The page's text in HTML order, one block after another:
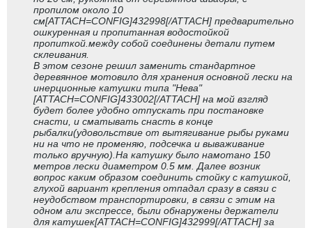
пропилом около 10
см[ATTACH=CONFIG]432998[/ATTACH] предварительно
ошкуренная и пропитанная водостойкой
пропиткой.между собой соединены детали путем
склеивания.
В этом сезоне решил заменить стандартное
деревянное мотовило для хранения основной лески на
инерционные катушки типа "Нева"
[ATTACH=CONFIG]433002[/ATTACH] на мой взгляд
будет более удобно отпускать при постановке
снасти, и сматывать снасть в конце
рыбалки(удовольствие от вытягивание рыбы руками
ни на что не променяю, подсечка и вываживание
только вручную).На катушку было намотано 150
метров лески диаметром 0.5 мм. Далее возник
вопрос каким образом соединить стойку с катушкой,
глухой вариант крепления отпадал сразу в связи с
неудобством транспортировки, в связи с этим на
одном али экспрессе, были обнаружены держатели
для катушек[ATTACH=CONFIG]432999[/ATTACH] за